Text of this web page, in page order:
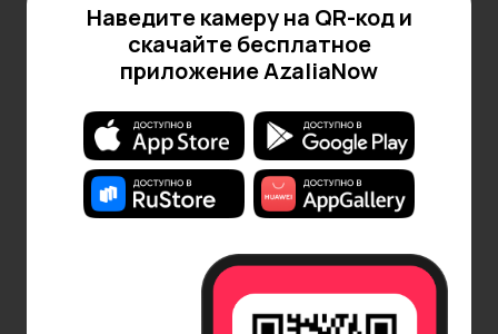
Наведите камеру на QR-код и
скачайте бесплатное
приложение AzaliaNow